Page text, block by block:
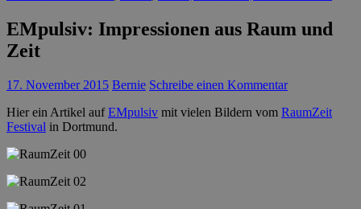
EMpulsiv: Impressionen aus Raum und
Zeit
17. November 2015 Bernie Schreibe einen Kommentar
Hier ein Artikel aufEMpulsiv mit vielen Bildern vom RaumZeit
Festival in Dortmund.